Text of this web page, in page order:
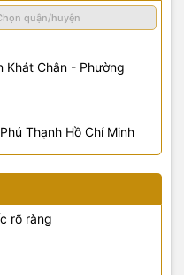
Khát Chân - Phường
Thạnh Hồ Chí Minh
rõ ràng